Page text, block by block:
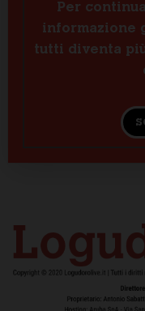
Per
informazione
tutti diventa